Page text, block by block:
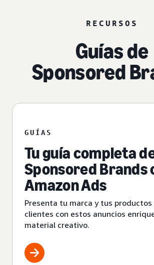
RECURSOS
Guías de
Sponsored
GUÍAS
Tu guía completa
Sponsored Brands
Amazon Ads
Presenta tu marca y tus productos
clientes con estos anuncios
material creativo.